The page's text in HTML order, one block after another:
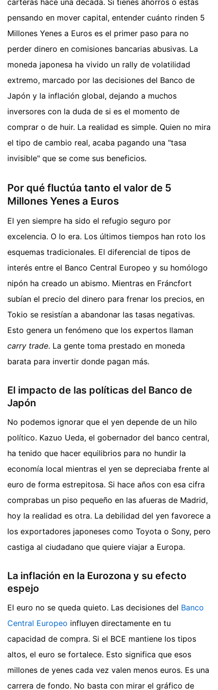
carteras hace una década. Si tienes ahorros o estás
pensando en mover capital, entender cuánto rinden 5
Millones Yenes a Euros es el primer paso para no
perder dinero en comisiones bancarias abusivas. La
moneda japonesa ha vivido un rally de volatilidad
extremo, marcado por las decisiones del Banco de
Japón y la inflación global, dejando a muchos
inversores con la duda de si es el momento de
comprar o de huir. La realidad es simple. Quien no mira
el tipo de cambio real, acaba pagando una "tasa
invisible" que se come sus beneficios.
Por qué fluctúa tanto el valor de 5
Millones Yenes a Euros
El yen siempre ha sido el refugio seguro por
excelencia. O lo era. Los últimos tiempos han roto los
esquemas tradicionales. El diferencial de tipos de
interés entre el Banco Central Europeo y su homólogo
nipón ha creado un abismo. Mientras en Fráncfort
subían el precio del dinero para frenar los precios, en
Tokio se resistían a abandonar las tasas negativas.
Esto genera un fenómeno que los expertos llaman
carry trade. La gente toma prestado en moneda
barata para invertir donde pagan más.
El impacto de las políticas del Banco de
Japón
No podemos ignorar que el yen depende de un hilo
político. Kazuo Ueda, el gobernador del banco central,
ha tenido que hacer equilibrios para no hundir la
economía local mientras el yen se depreciaba frente al
euro de forma estrepitosa. Si hace años con esa cifra
comprabas un piso pequeño en las afueras de Madrid,
hoy la realidad es otra. La debilidad del yen favorece a
los exportadores japoneses como Toyota o Sony, pero
castiga al ciudadano que quiere viajar a Europa.
La inflación en la Eurozona y su efecto
espejo
El euro no se queda quieto. Las decisiones del Banco
Central Europeo influyen directamente en tu
capacidad de compra. Si el BCE mantiene los tipos
altos, el euro se fortalece. Esto significa que esos
millones de yenes cada vez valen menos euros. Es una
carrera de fondo. No basta con mirar el gráfico de